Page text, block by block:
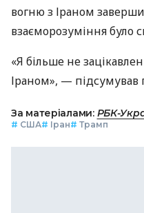
вогню з Іраном
взаєморозуміння було
«Я більше не
Іраном», —
За матеріалами: РБК-
# США# Іран# Трамп